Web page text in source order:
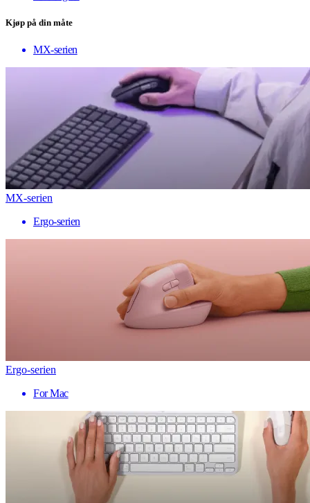
Kjøp på din måte
MX-serien
MX-serien
Ergo-serien
Ergo-serien
For Mac